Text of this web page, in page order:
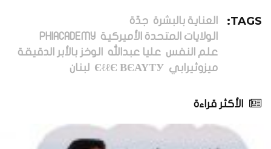
TAGS: العناية بالبشرة جدّة
الولايات المتحدة الأميركية PHIACADEMY
علم النفس عليا عبدالله
الوخز بالأبر الدقيقة
ميزوثيرابي ЄℓℓЄ ВЄΑΥТУ لبنان
الأكثر قراءة